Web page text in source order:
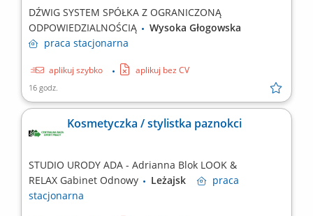
DŹWIG SYSTEM SPÓŁKA Z OGRANICZONĄ
ODPOWIEDZIALNOŚCIĄ
Wysoka Głogowska
praca stacjonarna
aplikuj szybko aplikuj bez CV
16 godz.
Kosmetyczka / stylistka paznokci
STUDIO URODY ADA - Adrianna Blok LOOK &
RELAX Gabinet Odnowy
Leżajsk
praca
stacjonarna